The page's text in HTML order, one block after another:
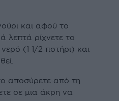
και αφού το
λεπτά ρίχνετε το
(1 1/2 ποτήρι) και
αποσύρετε από τη
σε μια άκρη να